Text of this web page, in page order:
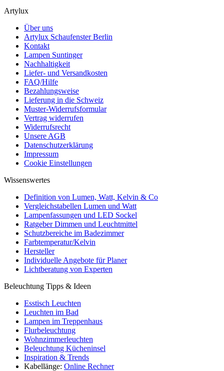
Artylux
Über uns
Artylux Schaufenster Berlin
Kontakt
Lampen Suntinger
Nachhaltigkeit
Liefer- und Versandkosten
FAQ/Hilfe
Bezahlungsweise
Lieferung in die Schweiz
Muster-Widerrufsformular
Vertrag widerrufen
Widerrufsrecht
Unsere AGB
Datenschutzerklärung
Impressum
Cookie Einstellungen
Wissenswertes
Definition von Lumen, Watt, Kelvin & Co
Vergleichstabellen Lumen und Watt
Lampenfassungen und LED Sockel
Ratgeber Dimmen und Leuchtmittel
Schutzbereiche im Badezimmer
Farbtemperatur/Kelvin
Hersteller
Individuelle Angebote für Planer
Lichtberatung von Experten
Beleuchtung Tipps & Ideen
Esstisch Leuchten
Leuchten im Bad
Lampen im Treppenhaus
Flurbeleuchtung
Wohnzimmerleuchten
Beleuchtung Kücheninsel
Inspiration & Trends
Kabellänge: Online Rechner